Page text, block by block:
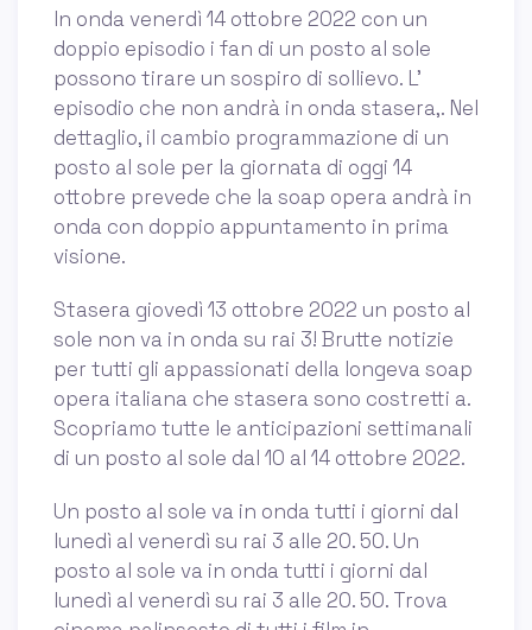
In onda venerdì 14 ottobre 2022 con un
doppio episodio i fan di un posto al sole
possono tirare un sospiro di sollievo. L'
episodio che non andrà in onda stasera,. Nel
dettaglio, il cambio programmazione di un
posto al sole per la giornata di oggi 14
ottobre prevede che la soap opera andrà in
onda con doppio appuntamento in prima
visione.
Stasera giovedì 13 ottobre 2022 un posto al
sole non va in onda su rai 3! Brutte notizie
per tutti gli appassionati della longeva soap
opera italiana che stasera sono costretti a.
Scopriamo tutte le anticipazioni settimanali
di un posto al sole dal 10 al 14 ottobre 2022.
Un posto al sole va in onda tutti i giorni dal
lunedì al venerdì su rai 3 alle 20. 50. Un
posto al sole va in onda tutti i giorni dal
lunedì al venerdì su rai 3 alle 20. 50. Trova